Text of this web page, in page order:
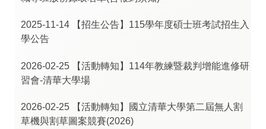
2025-11-14
【招生公告】115學年度碩士班考試招生入
學公告
2026-02-25
【活動轉知】114年教練暨裁判增能進修研
習會-清華大學場
2026-02-25
【活動轉知】國立清華大學第二屆無人割
草機與割草圖案競賽(2026)